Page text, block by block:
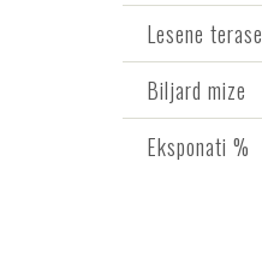
Lesene terase
Biljard mize
Eksponati %